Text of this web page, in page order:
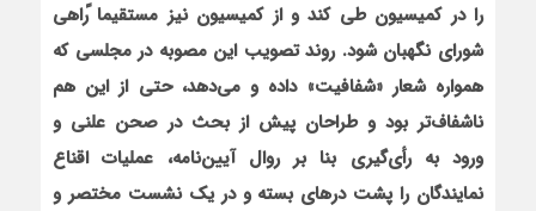
را در كميسيون طي كند و از كميسيون نيز مستقيما ًراهي
شوراي نگهبان شود. روند تصويب اين مصوبه در مجلسي كه
همواره شعار «شفافيت» داده و مي‌دهد، حتي از اين هم
ناشفاف‌تر بود و طراحان پيش از بحث در صحن علني و
ورود به رأي‌گيري بنا بر روال آيين‌نامه، عمليات اقناع
نمايندگان را پشت درهاي بسته و در يك نشست مختصر و